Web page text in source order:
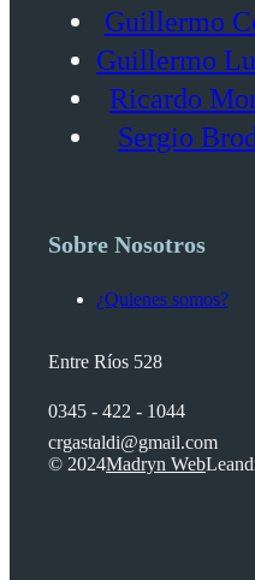
Guillermo
Guillermo
Ricardo
Sergio
Sobre Nosotros
¿Quienes somos?
Entre Ríos 528
0345 - 422 - 1044
crgastaldi@gmail.com
© 2024Madryn Web